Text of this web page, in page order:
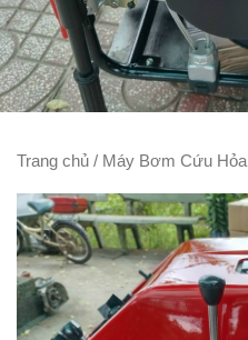
Trang chủ / Máy Bơm Cứu Hỏa